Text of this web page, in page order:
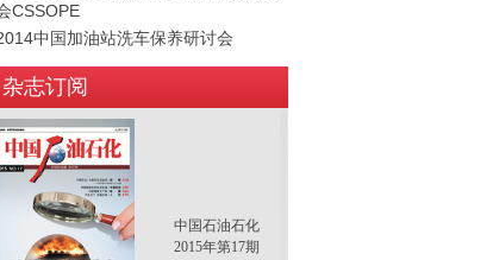
CSSOPE
中国加油站洗车保养研讨会
年（第十二届）中国国际油品行业
年终大会即将召开
杂志订阅
中国石油石化
2015年第17期